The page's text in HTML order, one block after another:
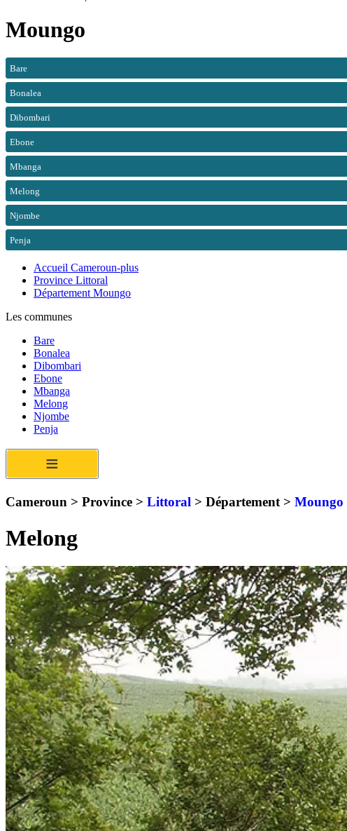
Moungo
Bare
Bonalea
Dibombari
Ebone
Mbanga
Melong
Njombe
Penja
Accueil Cameroun-plus
Province Littoral
Département Moungo
Les communes
Bare
Bonalea
Dibombari
Ebone
Mbanga
Melong
Njombe
Penja
≡
Cameroun > Province > Littoral > Département > Moungo
Melong